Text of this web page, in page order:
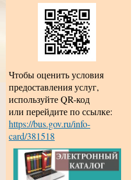
Чтобы оценить условия
предоставления услуг,
используйте QR-код
или перейдите по ссылке:
https://bus.gov.ru/info-
card/381518